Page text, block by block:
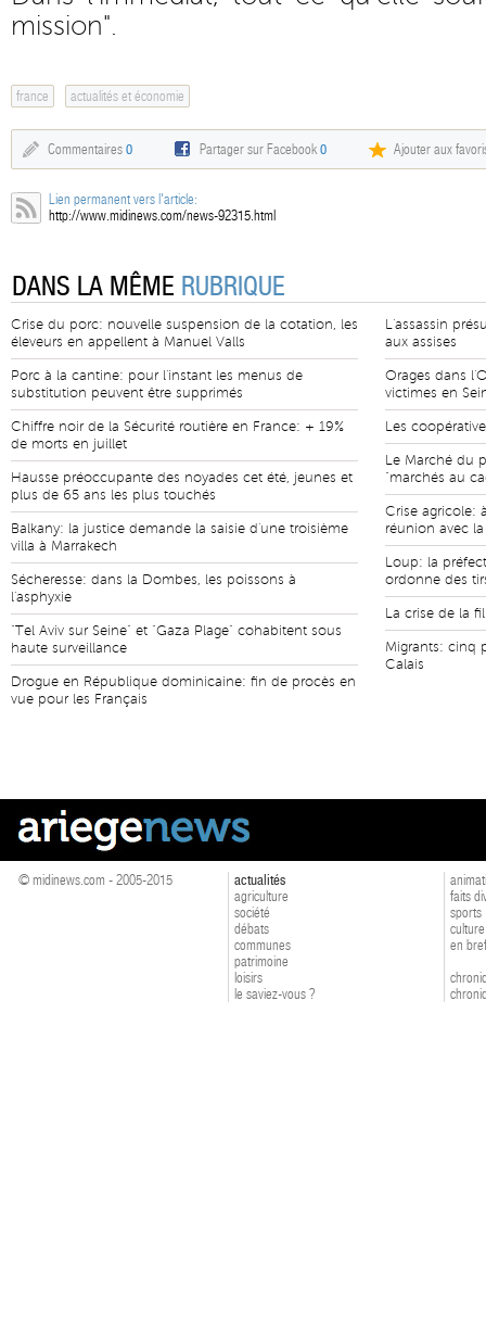
mission".
france actualités et économie
Commentaires 0 Partager sur Facebook0 Ajouter aux
Lien permanent vers l'article:
http://www.midinews.com/news-92315.html
DANS LA MÊME RUBRIQUE
Crise du porc: nouvelle suspension de la cotation, les
éleveurs en appellent à Manuel Valls
Porc à la cantine: pour l'instant les menus de
substitution peuvent être supprimés
Chiffre noir de la Sécurité routière en France: + 19%
de morts en juillet
Hausse préoccupante des noyades cet été, jeunes et
plus de 65 ans les plus touchés
Balkany: la justice demande la saisie d'une troisième
villa à Marrakech
Sécheresse: dans la Dombes, les poissons à
l'asphyxie
"Tel Aviv sur Seine" et "Gaza Plage" cohabitent sous
haute surveillance
Drogue en République dominicaine: fin de procès en
vue pour les Français
L'assassin
aux assises
Orages dans
victimes en
Les
Le Marché du
"marchés au
Crise agricole:
réunion avec
Loup: la
ordonne des
La crise de la
Migrants: cinq
Calais
© midinews.com - 2005-2015
actualités
agriculture
société
débats
communes
patrimoine
loisirs
le saviez-vous ?
faits
sports
culture
en bref